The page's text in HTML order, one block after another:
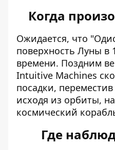
Когда
Ожидается, что
поверхность Луны в
времени. Поздним
Intuitive Machines
посадки,
исходя из орбиты,
космический
Где